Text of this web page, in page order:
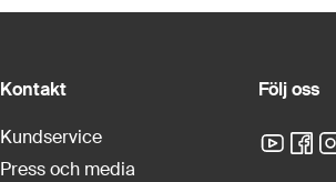
Kontakt
Kundservice
Press och media
Följ oss